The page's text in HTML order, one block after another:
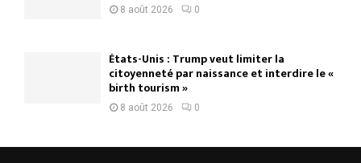
8 août 2026 0
États-Unis : Trump veut limiter la
citoyenneté par naissance et interdire le «
birth tourism »
8 août 2026 0